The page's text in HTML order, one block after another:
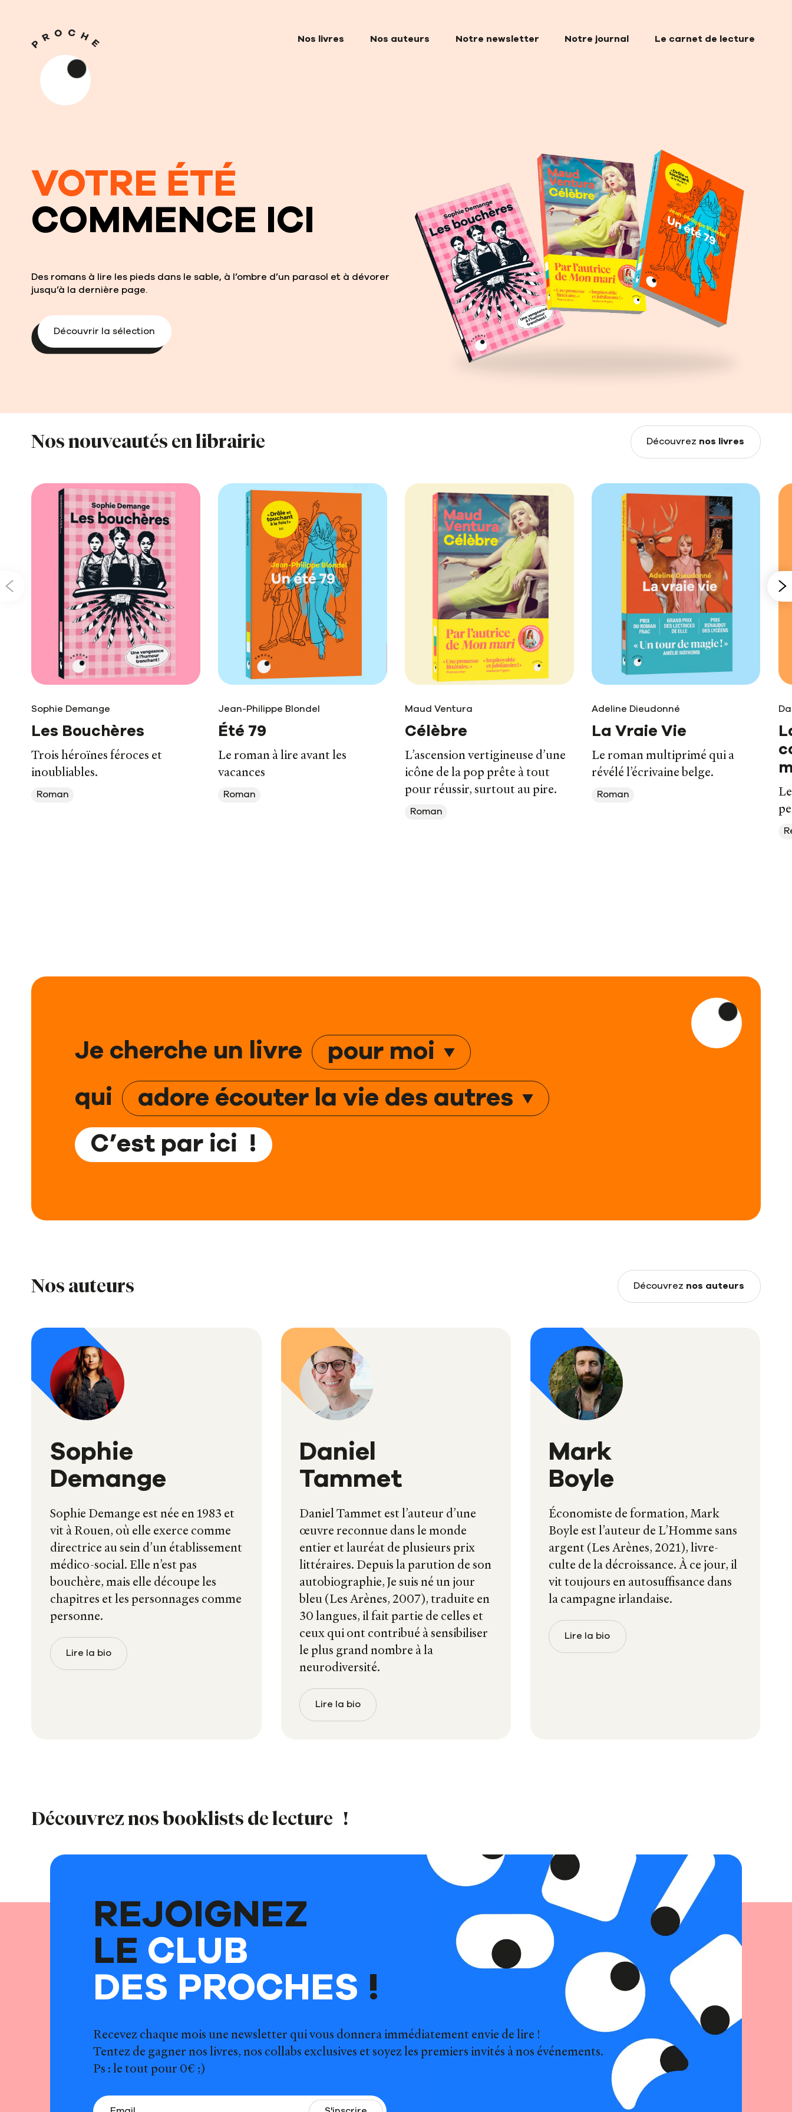
Nos livres Nos auteurs Notre newsletter Notre journal Le carnet de lecture
VOTRE ÉTÉ
COMMENCE ICI
Des romans à lire les pieds dans le sable, à l’ombre d’un parasol et à dévorer
jusqu’à la dernière page.
Découvrir la sélection
Nos nouveautés en librairie Découvrez nos livres
Sophie Demange
Les Bouchères
Trois héroïnes féroces et
inoubliables.
Roman
Jean-Philippe Blondel
Été 79
Le roman à lire avant les
vacances
Roman
Maud Ventura
Célèbre
L’ascension vertigineuse d’une
icône de la pop prête à tout
pour réussir, surtout au pire.
Roman
Adeline Dieudonné
La Vraie Vie
Le roman multiprimé qui a
révélé l’écrivaine belge.
Roman
Je cherche un livre
pour moi
qui
adore écouter la vie des autres
C’est par ici !
Nos auteurs Découvrez nos auteurs
Sophie
Demange
Sophie Demange est née en 1983 et
vit à Rouen, où elle exerce comme
directrice au sein d’un établissement
médico-social. Elle n’est pas
bouchère, mais elle découpe les
chapitres et les personnages comme
personne.
Lire la bio
Daniel
Tammet
Daniel Tammet est l’auteur d’une
œuvre reconnue dans le monde
entier et lauréat de plusieurs prix
littéraires. Depuis la parution de son
autobiographie, Je suis né un jour
bleu (Les Arènes, 2007), traduite en
30 langues, il fait partie de celles et
ceux qui ont contribué à sensibiliser
le plus grand nombre à la
neurodiversité.
Lire la bio
Mark
Boyle
Économiste de formation, Mark
Boyle est l’auteur de L’Homme sans
argent (Les Arènes, 2021), livre-
culte de la décroissance. À ce jour, il
vit toujours en autosuffisance dans
la campagne irlandaise.
Lire la bio
Découvrez nos booklists de lecture !
REJOIGNEZ
LE CLUB
DES PROCHES !
Recevez chaque mois une newsletter qui vous donnera immédiatement envie de lire !
Tentez de gagner nos livres, nos collabs exclusives et soyez les premiers invités à nos événements.
Ps : le tout pour 0€ ;)